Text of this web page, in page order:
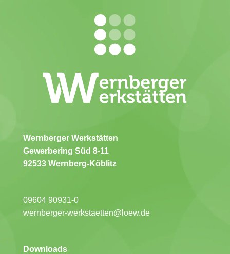
Wernberger Werkstätten
Gewerbering Süd 8-11
92533 Wernberg-Köblitz
09604 90931-0
wernberger-werkstaetten@loew.de
Downloads